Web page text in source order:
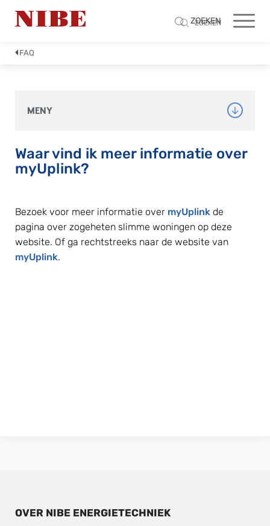
ZOEKEN
ZOEKEN
FAQ
MENY
Waar vind ik meer informatie over
myUplink?
Bezoek voor meer informatie over myUplink de
pagina over zogeheten slimme woningen op deze
myUplink.
OVER NIBE ENERGIETECHNIEK